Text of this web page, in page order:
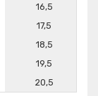
16,5
17,5
18,5
19,5
20,5